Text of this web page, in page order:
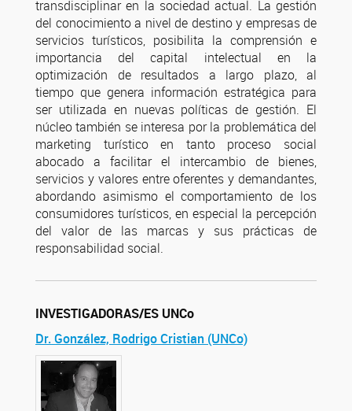
transdisciplinar en la sociedad actual. La gestión
del conocimiento a nivel de destino y empresas de
servicios turísticos, posibilita la comprensión e
importancia del capital intelectual en la
optimización de resultados a largo plazo, al
tiempo que genera información estratégica para
ser utilizada en nuevas políticas de gestión. El
núcleo también se interesa por la problemática del
marketing turístico en tanto proceso social
abocado a facilitar el intercambio de bienes,
servicios y valores entre oferentes y demandantes,
abordando asimismo el comportamiento de los
consumidores turísticos, en especial la percepción
del valor de las marcas y sus prácticas de
responsabilidad social.
INVESTIGADORAS/ES UNCo
Dr. González, Rodrigo Cristian (UNCo)